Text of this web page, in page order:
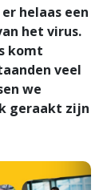
helaas een
het virus.
komt
veel
we
geraakt zijn